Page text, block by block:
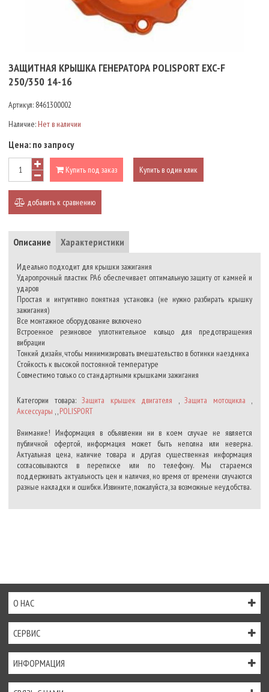
ЗАЩИТНАЯ КРЫШКА ГЕНЕРАТОРА POLISPORT EXC-F
250/350 14-16
Артикул: 8461300002
Наличие: Нет в наличии
Цена: по запросу
Купить под заказ Купить в один клик
добавить к сравнению
Описание Характеристики
Идеально подходит для крышки зажигания
Ударопрочный пластик PA6 обеспечивает оптимальную защиту от камней и
ударов
Простая и интуитивно понятная установка (не нужно разбирать крышку
зажигания)
Все монтажное оборудование включено
Встроенное резиновое уплотнительное кольцо для предотвращения
вибрации
Тонкий дизайн, чтобы минимизировать вмешательство в ботинки наездника
Стойкость к высокой постоянной температуре
Совместимо только со стандартными крышками зажигания
Категории товара: Защита крышек двигателя , Защита мотоцикла ,
Аксессуары , ,POLISPORT
Внимание! Информация в объявлении ни в коем случае не является
публичной офертой, информация может быть неполна или неверна.
Актуальная цена, наличие товара и другая существенная информация
согласовываются в переписке или по телефону. Мы стараемся
поддерживать актуальность цен и наличия, но время от времени случаются
разные накладки и ошибки. Извините, пожалуйста, за возможные неудобства.
О НАС
СЕРВИС
ИНФОРМАЦИЯ